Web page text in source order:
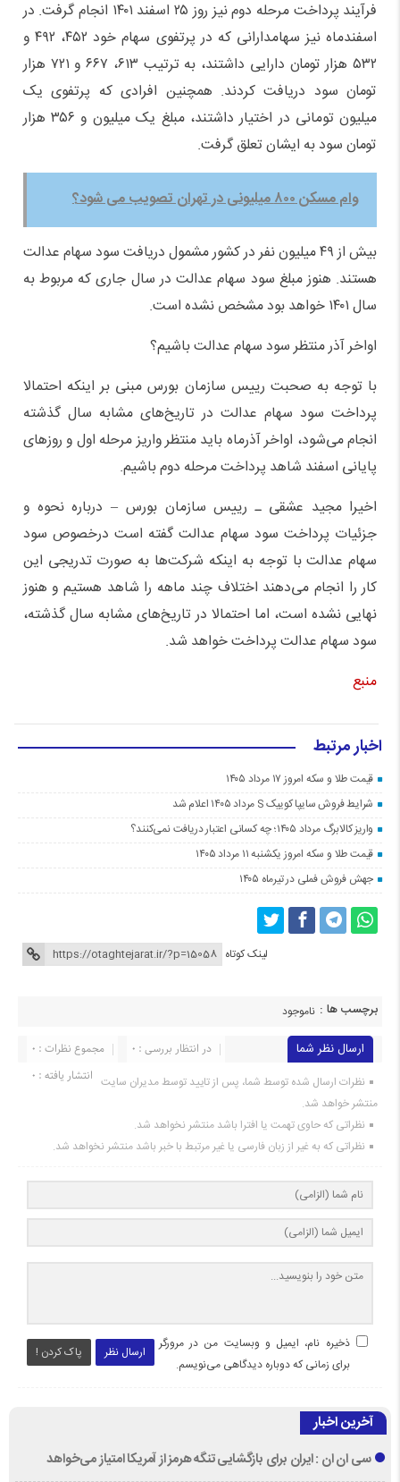
فرآیند پرداخت مرحله دوم نیز روز ۲۵ اسفند ۱۴۰۱ انجام گرفت. در
اسفندماه نیز سهامدارانی که در پرتفوی سهام خود ۴۵۲، ۴۹۲ و
۵۳۲ هزار تومان دارایی داشتند، به ترتیب ۶۱۳، ۶۶۷ و ۷۲۱ هزار
تومان سود دریافت کردند. همچنین افرادی که پرتفوی یک
میلیون تومانی در اختیار داشتند، مبلغ یک میلیون و ۳۵۶ هزار
تومان سود به ایشان تعلق گرفت.
وام مسکن ۸۰۰ میلیونی در تهران تصویب می شود؟
بیش از ۴۹ میلیون نفر در کشور مشمول دریافت سود سهام عدالت
هستند. هنوز مبلغ سود سهام عدالت در سال جاری که مربوط به
سال ۱۴۰۱ خواهد بود مشخص نشده است.
اواخر آذر منتظر سود سهام عدالت باشیم؟
با توجه به صحبت رییس سازمان بورس مبنی بر اینکه احتمالا
پرداخت سود سهام عدالت در تاریخ‌های مشابه سال گذشته
انجام می‌شود، اواخر آذرماه باید منتظر واریز مرحله اول و روزهای
پایانی اسفند شاهد پرداخت مرحله دوم باشیم.
اخیرا مجید عشقی ـ رییس سازمان بورس – درباره نحوه و
جزئیات پرداخت سود سهام عدالت گفته است درخصوص سود
سهام عدالت با توجه به اینکه شرکت‌ها به صورت تدریجی این
کار را انجام می‌دهند اختلاف چند ماهه را شاهد هستیم و هنوز
نهایی نشده است، اما احتمالا در تاریخ‌های مشابه سال گذشته،
سود سهام عدالت پرداخت خواهد شد.
منبع
اخبار مرتبط
قیمت طلا و سکه امروز ۱۷ مرداد ۱۴۰۵
شرایط فروش سایپا کوییک S مرداد ۱۴۰۵ اعلام شد
واریز کالابرگ مرداد ۱۴۰۵؛ چه کسانی اعتبار دریافت نمی‌کنند؟
قیمت طلا و سکه امروز یکشنبه ۱۱ مرداد ۱۴۰۵
جهش فروش فملی در تیرماه ۱۴۰۵
لینک کوتاه
برچسب ها : ناموجود
ارسال نظر شما مجموع نظرات : 0
در انتظار بررسی : 0
انتشار یافته : 0 نظرات ارسال شده توسط شما، پس از تایید توسط مدیران سایت
منتشر خواهد شد.
نظراتی که حاوی تهمت یا افترا باشد منتشر نخواهد شد.
نظراتی که به غیر از زبان فارسی یا غیر مرتبط با خبر باشد منتشر نخواهد شد.
ارسال نظر پاک کردن !
ذخیره نام، ایمیل و وبسایت من در مرورگر
برای زمانی که دوباره دیدگاهی می‌نویسم.
آخرین اخبار
سی ان ان : ایران برای بازگشایی تنگه هرمز از آمریکا امتیاز می‌خواهد